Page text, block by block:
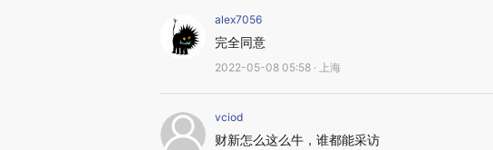
alex7056
完全同意
2022-05-08 05:58 · 上海
vciod
财新怎么这么牛，谁都能采访